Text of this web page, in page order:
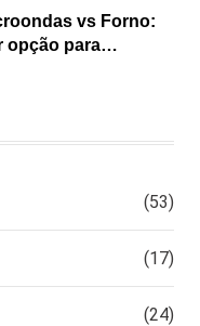
vs Forno:
opção para
(53)
(17)
(24)